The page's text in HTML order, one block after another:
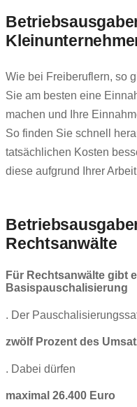
Wie bei Freiberuflern, so
Sie am besten eine
machen und Ihre
So finden Sie schnell
tatsächlichen Kosten
diese aufgrund Ihrer
Rechtsanwälte
Für Rechtsanwälte gibt
Basispauschalisierung
. Der
zwölf Prozent des
. Dabei dürfen
maximal 26.400 Euro